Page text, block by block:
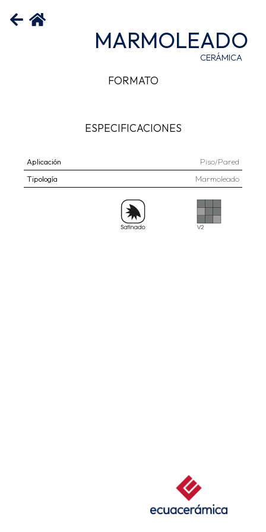
MARMOLEADO
CERÁMICA
FORMATO
ESPECIFICACIONES
Aplicación
Piso/Pared
Tipología
Marmoleado